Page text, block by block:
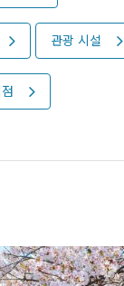
관광 시설